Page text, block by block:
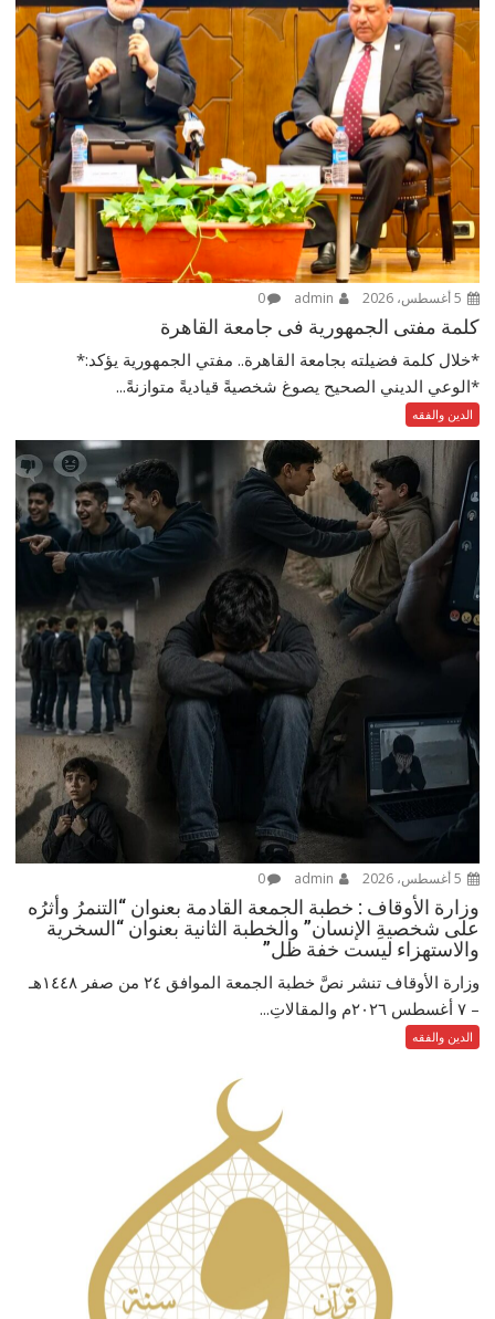
0
كلمة مفتى الجمهورية فى جامعة القاهرة
*خلال كلمة فضيلته بجامعة القاهرة.. مفتي الجمهورية يؤكد:*
*الوعي الديني الصحيح يصوغ شخصيةً قياديةً متوازنةً...
الدين والفقه
0
وزارة الأوقاف : خطبة الجمعة القادمة بعنوان “التنمرُ وأثرُه
على شخصيةِ الإنسان” والخطبة الثانية بعنوان “السخرية
والاستهزاء ليست خفة ظل”
وزارة الأوقاف تنشر نصَّ خطبة الجمعة الموافق ٢٤ من صفر ١٤٤٨هـ
– ‏٧ أغسطس ٢٠٢٦م والمقالاتِ...
الدين والفقه